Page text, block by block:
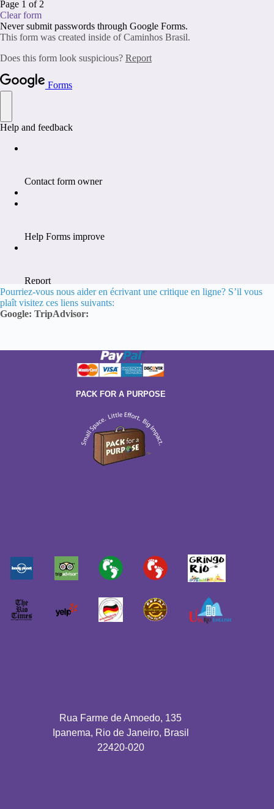
Pourriez-vous nous aider en écrivant une critique en ligne? S’il vous
plaît visitez ces liens suivants:
Google: TripAdvisor:
PACK FOR A PURPOSE
Rua Farme de Amoedo, 135
Ipanema, Rio de Janeiro, Brasil
22420-020